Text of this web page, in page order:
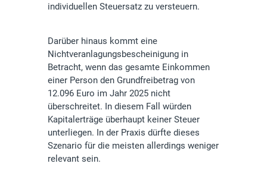
individuellen Steuersatz zu versteuern.
Darüber hinaus kommt eine
Nichtveranlagungsbescheinigung in
Betracht, wenn das gesamte Einkommen
einer Person den Grundfreibetrag von
12.096 Euro im Jahr 2025 nicht
überschreitet. In diesem Fall würden
Kapitalerträge überhaupt keiner Steuer
unterliegen. In der Praxis dürfte dieses
Szenario für die meisten allerdings weniger
relevant sein.